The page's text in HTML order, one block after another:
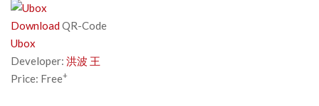
DownloadQR-Code
Ubox
Developer: 洪波 王
Price: Free+